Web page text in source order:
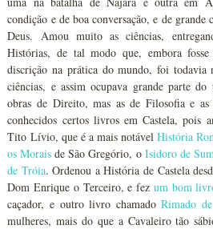
condição e de boa conversação, e de
Deus. Amou muito as ciências,
Histórias, de tal modo que, embora
discrição na prática do mundo, foi todavia
ciências, e assim ocupava grande parte
obras de Direito, mas as de Filosofia e as
conhecidos certos livros em Castela, pois
Tito Lívio, que é a mais notávelHistória
os Morais de São Gregório, o Isidoro de
de Tróia. Ordenou a História de Castela
Dom Enrique o Terceiro, e fez um bom
caçador, e outro livro chamadoRimado
mulheres, mais do que a Cavaleiro tão